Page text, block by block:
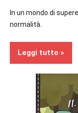
In un mondo di
normalità.
Leggi tutto
Recensioni
Bambini